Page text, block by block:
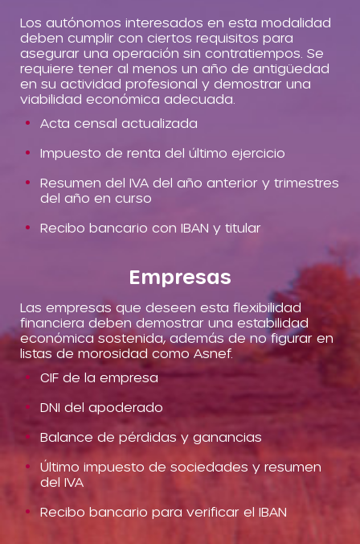
Los autónomos interesados en esta modalidad
deben cumplir con ciertos requisitos para
asegurar una operación sin contratiempos. Se
requiere tener al menos un año de antigüedad
en su actividad profesional y demostrar una
viabilidad económica adecuada.
Acta censal actualizada
Impuesto de renta del último ejercicio
Resumen del IVA del año anterior y trimestres
del año en curso
Recibo bancario con IBAN y titular
Empresas
Las empresas que deseen esta flexibilidad
financiera deben demostrar una estabilidad
económica sostenida, además de no figurar en
listas de morosidad como Asnef.
CIF de la empresa
DNI del apoderado
Balance de pérdidas y ganancias
Último impuesto de sociedades y resumen
del IVA
Recibo bancario para verificar el IBAN